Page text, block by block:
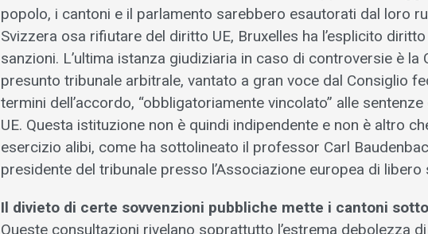
popolo, i cantoni e il parlamento sarebbero esautorati dal loro
Svizzera osa rifiutare del diritto UE, Bruxelles ha l’esplicito
sanzioni. L’ultima istanza giudiziaria in caso di controversie è la
presunto tribunale arbitrale, vantato a gran voce dal Consiglio
termini dell’accordo, “obbligatoriamente vincolato” alle
UE. Questa istituzione non è quindi indipendente e non è altro
esercizio alibi, come ha sottolineato il professor Carl
presidente del tribunale presso l’Associazione europea di libero
Il divieto di certe sovvenzioni pubbliche mette i cantoni
Queste consultazioni rivelano soprattutto l’estrema debolezza